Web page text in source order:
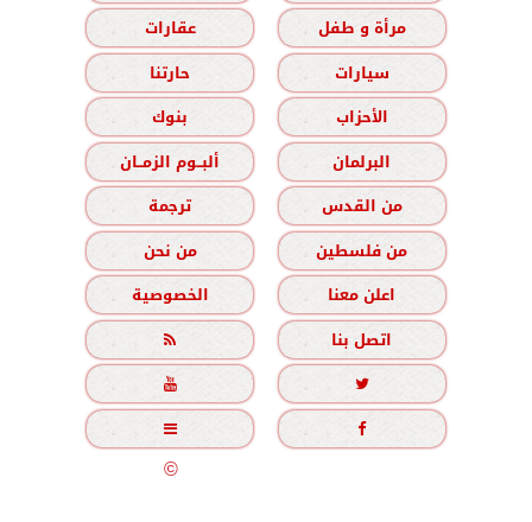
مرأة و طفل
عقارات
سيارات
حارتنا
الأحزاب
بنوك
البرلمان
ألبــوم الزمــان
من القدس
ترجمة
من فلسطين
من نحن
اعلن معنا
الخصوصية
اتصل بنا





جميع الحقوق محفوظة©